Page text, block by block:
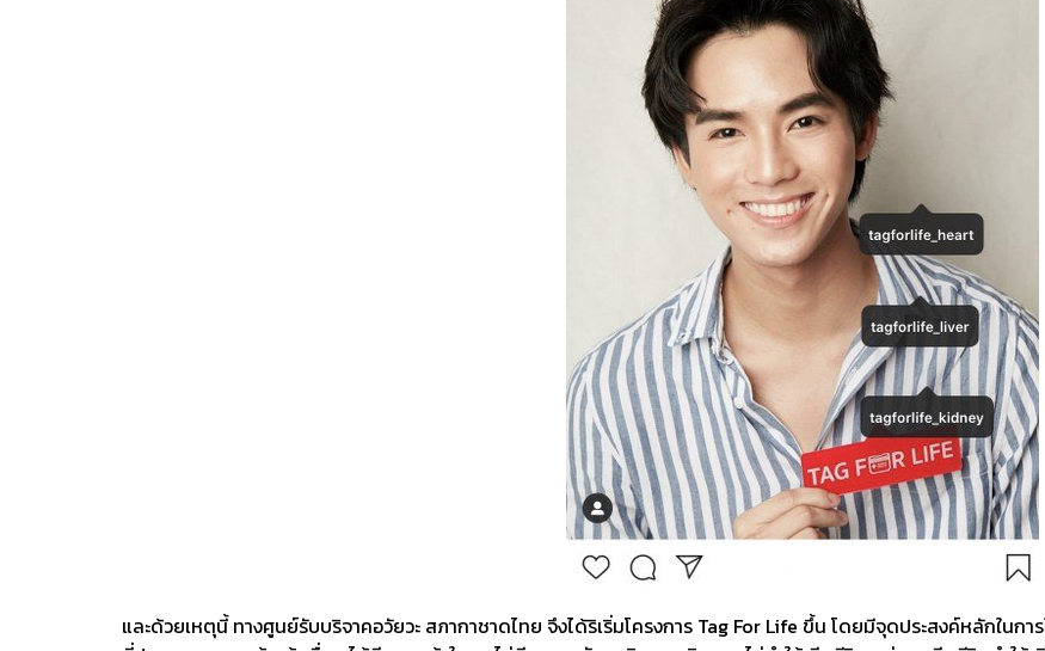
และด้วยเหตุนี้ ทางศูนย์รับบริจาคอวัยวะ สภากาชาดไทย จึงได้ริเริ่มโครงการ Tag For Life ขึ้น โดยมีจุดประสงค์หลักในกา